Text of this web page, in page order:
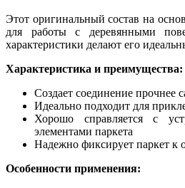
Этот оригинальный состав на
для работы с деревянными
характеристики делают его
Характеристика и преимущества:
Создает соединение прочнее
Идеально подходит для
Хорошо справляется с
элементами паркета
Надежно фиксирует паркет к
Особенности применения: